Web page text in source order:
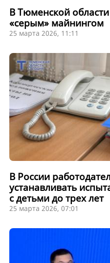
В Тюменской
«серым» майнингом
25 марта 2026, 11:11
В России
устанавливать
с детьми до трех лет
25 марта 2026, 07:01